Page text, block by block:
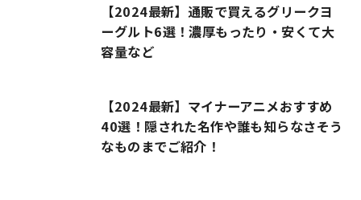
【2024最新】通販で買えるグリークヨ
ーグルト6選！濃厚もったり・安くて大
容量など
【2024最新】マイナーアニメおすすめ
40選！隠された名作や誰も知らなさそう
なものまでご紹介！